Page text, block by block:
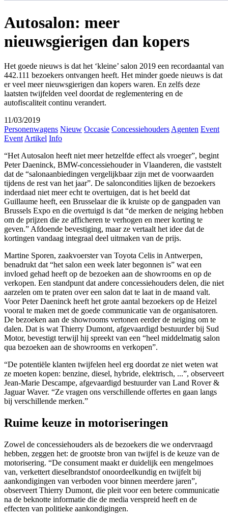
Autosalon: meer
nieuwsgierigen dan kopers
Het goede nieuws is dat het ‘kleine’ salon 2019 een recordaantal van
442.111 bezoekers ontvangen heeft. Het minder goede nieuws is dat
er veel meer nieuwsgierigen dan kopers waren. En zelfs deze
laatsten twijfelden veel doordat de reglementering en de
autofiscaliteit continu verandert.
11/03/2019
Personenwagens Nieuw Occasie Concessiehouders Agenten Event
Event Artikel Info
“Het Autosalon heeft niet meer hetzelfde effect als vroeger”, begint
Peter Daeninck, BMW-concessiehouder in Vlaanderen, die vaststelt
dat de “salonaanbiedingen vergelijkbaar zijn met de voorwaarden
tijdens de rest van het jaar”. De saloncondities lijken de bezoekers
inderdaad niet meer echt te overtuigen, dat is het beeld dat
Guillaume heeft, een Brusselaar die ik kruiste op de gangpaden van
Brussels Expo en die overtuigd is dat “de merken de neiging hebben
om de prijzen die ze afficheren te verhogen en meer korting te
geven.” Afdoende bevestiging, maar ze vertaalt het idee dat de
kortingen vandaag integraal deel uitmaken van de prijs.
Martine Sporen, zaakvoerster van Toyota Celis in Antwerpen,
benadrukt dat “het salon een week later begonnen is” wat een
invloed gehad heeft op de bezoeken aan de showrooms en op de
verkopen. Een standpunt dat andere concessiehouders delen, die niet
aarzelen om te praten over een salon dat te laat in de maand valt.
Voor Peter Daeninck heeft het grote aantal bezoekers op de Heizel
vooral te maken met de goede communicatie van de organisatoren.
De bezoeken aan de showrooms vertonen eerder de neiging om te
dalen. Dat is wat Thierry Dumont, afgevaardigd bestuurder bij Sud
Motor, bevestigt terwijl hij spreekt van een “heel middelmatig salon
qua bezoeken aan de showrooms en verkopen”.
“De potentiële klanten twijfelen heel erg doordat ze niet weten wat
ze moeten kopen: benzine, diesel, hybride, elektrisch, ...”, observeert
Jean-Marie Descampe, afgevaardigd bestuurder van Land Rover &
Jaguar Waver. “Ze vragen ons verschillende offertes en gaan langs
bij verschillende merken.”
Ruime keuze in motoriseringen
Zowel de concessiehouders als de bezoekers die we ondervraagd
hebben, zeggen het: de grootste bron van twijfel is de keuze van de
motorisering. “De consument maakt er duidelijk een mengelmoes
van, verkettert dieselbrandstof onoordeelkundig en twijfelt bij
aankondigingen van verboden voor binnen meerdere jaren”,
observeert Thierry Dumont, die pleit voor een betere communicatie
na de beknotte informatie die de media verspreid heeft en de
effecten van politieke aankondigingen.